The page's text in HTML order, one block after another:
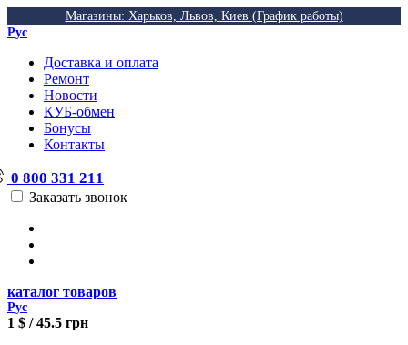
Магазины: Харьков, Львов, Киев (График работы)
Рус
Доставка и оплата
Ремонт
Новости
КУБ-обмен
Бонусы
Контакты
0 800 331 211
Заказать звонок
каталог товаров
Рус
1 $ / 45.5 грн